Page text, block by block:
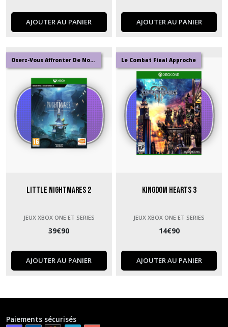
AJOUTER AU PANIER AJOUTER AU PANIER
Oserz-Vous Affronter De Nouveau Cauchemars
Little Nightmares 2
JEUX XBOX ONE ET SERIES
39€90
AJOUTER AU PANIER
Le Combat Final Approche
Kingdom Hearts 3
JEUX XBOX ONE ET SERIES
14€90
AJOUTER AU PANIER
Paiements sécurisés